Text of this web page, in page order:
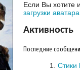
Если Вы хотите
загрузки аватара
Активность
Последние
Стики